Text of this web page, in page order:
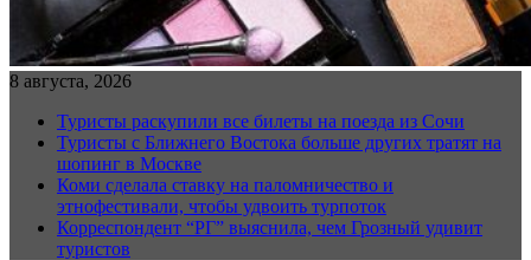
8 августа, 2026
Туристы раскупили все билеты на поезда из Сочи
Туристы с Ближнего Востока больше других тратят на
шопинг в Москве
Коми сделала ставку на паломничество и
этнофестивали, чтобы удвоить турпоток
Корреспондент “РГ” выяснила, чем Грозный удивит
туристов